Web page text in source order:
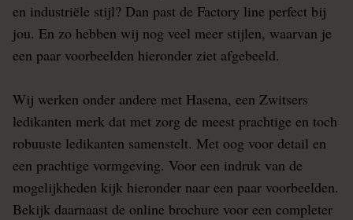
en industriële stijl? Dan past de Factory line perfect bij
jou. En zo hebben wij nog veel meer stijlen, waarvan je
een paar voorbeelden hieronder ziet afgebeeld.
Wij werken onder andere met Hasena, een Zwitsers
ledikanten merk dat met zorg de meest prachtige en toch
robuuste ledikanten samenstelt. Met oog voor detail en
een prachtige vormgeving. Voor een indruk van de
mogelijkheden kijk hieronder naar een paar voorbeelden.
Bekijk daarnaast de online brochure voor een completer